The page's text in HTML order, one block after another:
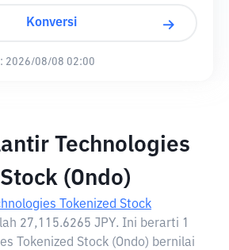
Konversi
2026/08/08 02:00
Technologies
(Ondo)
Tokenized Stock
27,115.6265 JPY. Ini berarti 1
Tokenized Stock (Ondo) bernilai